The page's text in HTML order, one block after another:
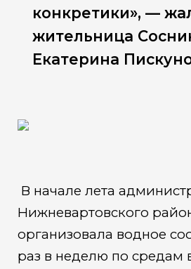
конкретики», —
жительница
Екатерина
В начале лета
Нижневартовского
организовала водное
раз в неделю по средам